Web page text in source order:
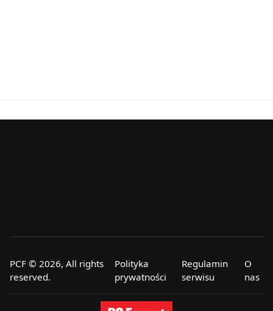
PCF © 2026, All rights
reserved.
Polityka
prywatności
Regulamin
serwisu
O
nas